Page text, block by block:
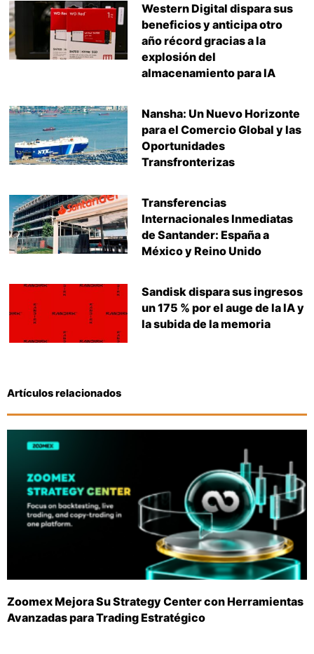
Western Digital dispara sus
beneficios y anticipa otro
año récord gracias a la
explosión del
almacenamiento para IA
Nansha: Un Nuevo Horizonte
para el Comercio Global y las
Oportunidades
Transfronterizas
Transferencias
Internacionales Inmediatas
de Santander: España a
México y Reino Unido
Sandisk dispara sus ingresos
un 175 % por el auge de la IA y
la subida de la memoria
Artículos relacionados
Zoomex Mejora Su Strategy Center con Herramientas
Avanzadas para Trading Estratégico